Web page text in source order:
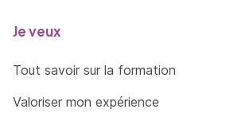
Je veux
Tout savoir sur la formation
Valoriser mon expérience